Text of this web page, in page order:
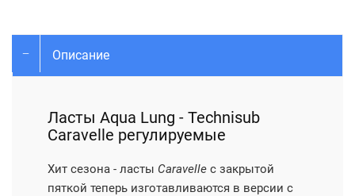
Описание
Ласты Aqua Lung - Technisub
Caravelle регулируемые
Хит сезона - ласты Caravelle с закрытой
пяткой теперь изготавливаются в версии с